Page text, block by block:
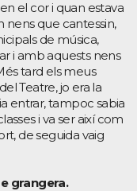
el cor i quan estava
nens que cantessin,
de música,
i amb aquests nens
tard els meus
Teatre, jo era la
entrar, tampoc sabia
i va ser així com
de seguida vaig
grangera.